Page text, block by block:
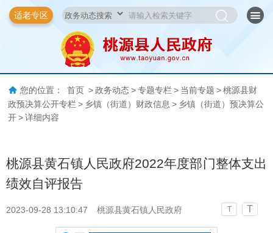
适老专区
您的位置： 首页 > 政务动态 > 专题专栏 > 当前专题 > 桃源县财
政预决算公开专栏 > 乡镇（街道）财政信息 > 乡镇（街道）预决算公
开 > 详细内容
桃源县黄石镇人民政府2022年度部门整体支出
绩效自评报告
2023-09-28 13:10:47 桃源县黄石镇人民政府 T T